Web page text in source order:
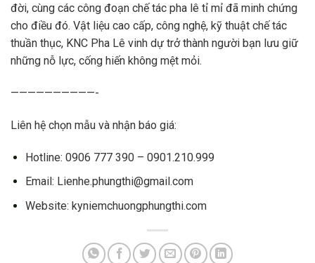
đời, cùng các công đoạn chế tác pha lê tỉ mỉ đã minh chứng
cho điều đó. Vật liệu cao cấp, công nghệ, kỹ thuật chế tác
thuần thục, KNC Pha Lê vinh dự trở thành người bạn lưu giữ
những nỗ lực, cống hiến không mệt mỏi.
——————————-
Liên hệ chọn mẫu và nhận báo giá:
Hotline: 0906 777 390 – 0901.210.999
Email: Lienhe.phungthi@gmail.com
Website: kyniemchuongphungthi.com